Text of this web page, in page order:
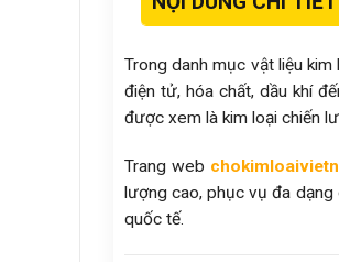
Trong danh mục vật liệu kim
điện tử, hóa chất, dầu khí
được xem là kim loại chiến
Trang web
lượng cao, phục vụ đa
quốc tế.